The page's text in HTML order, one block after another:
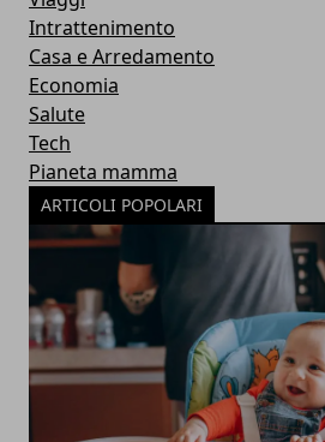
Intrattenimento
Casa e Arredamento
Economia
Salute
Tech
Pianeta mamma
ARTICOLI POPOLARI